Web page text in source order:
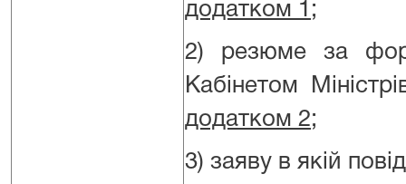
додатком 1;
2) резюме за
Кабінетом
додатком 2;
3) заяву в якій